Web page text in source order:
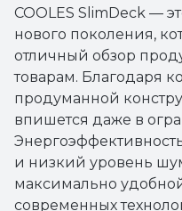
COOLES SlimDeck —
нового поколения,
отличный обзор
товарам. Благодаря
продуманной
впишется даже в
и низкий уровень
максимально
современных